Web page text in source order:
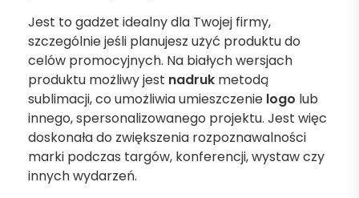
Jest to gadżet idealny dla Twojej firmy,
szczególnie jeśli planujesz użyć produktu do
celów promocyjnych. Na białych wersjach
produktu możliwy jest nadruk metodą
sublimacji, co umożliwia umieszczenie logo lub
innego, spersonalizowanego projektu. Jest więc
doskonała do zwiększenia rozpoznawalności
marki podczas targów, konferencji, wystaw czy
innych wydarzeń.